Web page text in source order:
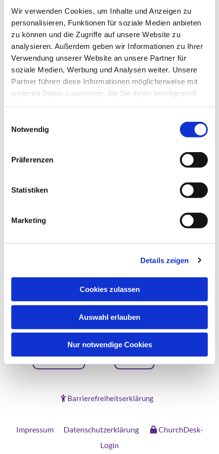
Wir verwenden Cookies, um Inhalte und Anzeigen zu
personalisieren, Funktionen für soziale Medien anbieten
zu können und die Zugriffe auf unsere Website zu
analysieren. Außerdem geben wir Informationen zu Ihrer
Verwendung unserer Website an unsere Partner für
soziale Medien, Werbung und Analysen weiter. Unsere
Partner führen diese Informationen möglicherweise mit
weiteren Daten zusammen, die Sie ihnen bereitgestellt
Notwendig
Präferenzen
Statistiken
Marketing
Details zeigen
Cookies zulassen
Auswahl erlauben
Nur notwendige Cookies
Fasten in der Passionszeit
Stimmung: Mit diesen Worten umschreibt eine
Teilnehmerin der Gerresheimer Frauen-Fastengruppe
seit mehr als 30 Jahren in der Zeit vor Ostern. Jedes
gemeinsames Fasten, einander unterstützen und
austauschen. Wie die Erfahrungen sind, erfahrt ihrin
 Barrierefreiheitserklärung
Impressum Datenschutzerklärung
ChurchDesk-
Login